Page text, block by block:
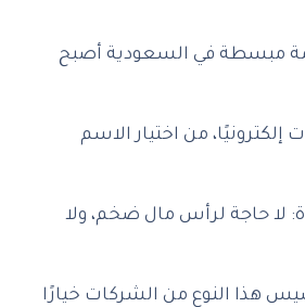
مبسطة في السعودية أصبح
من اختيار الاسم
لا حاجة لرأس مال ضخم، ولا
هذا النوع من الشركات خيارًا